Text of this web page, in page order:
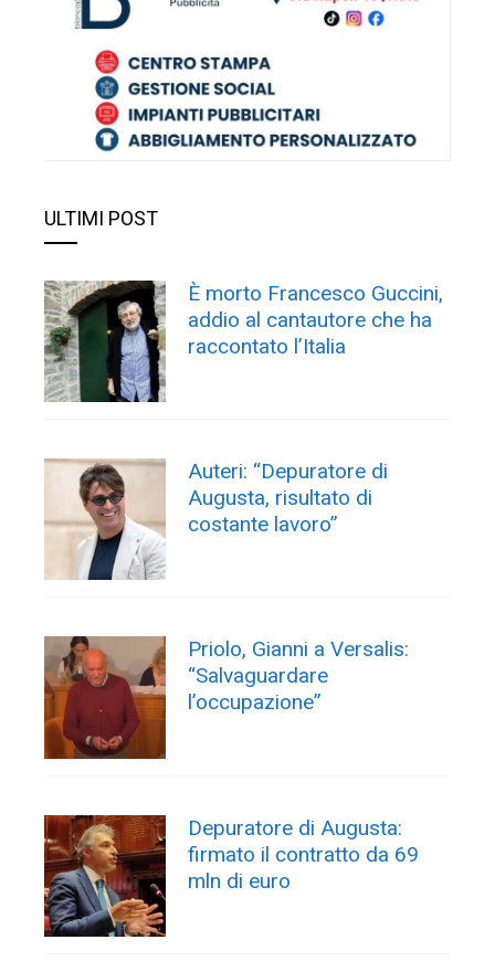
ULTIMI POST
È morto Francesco Guccini,
addio al cantautore che ha
raccontato l’Italia
Auteri: “Depuratore di
Augusta, risultato di
costante lavoro”
Priolo, Gianni a Versalis:
“Salvaguardare
l’occupazione”
Depuratore di Augusta:
firmato il contratto da 69
mln di euro